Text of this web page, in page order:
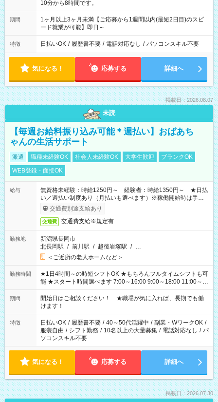
10分から8時間です。
期間
1ヶ月以上3ヶ月未満【ご応募から1週間以内(最短2日目)のスピ
ード就業が可能】即日～
特徴 日払いOK / 履歴書不要 / 電話対応なし / パソコンスキル不要
気になる！ 応募する 詳細へ
掲載日：2026.08.07
未読
【毎週お給料振り込み可能＊週払い】おばあち
ゃんの生活サポート
派遣 職種未経験OK 社会人未経験OK 大学生歓迎
ブランクOK
WEB登録・面接OK
給与
無資格未経験：時給1250円～ 経験者：時給1350円～ ★日払
い／週払い制度あり（月払いも選べます）※稼働開始時は手続き
完了次第のお支払いとなります。
交通費別途支給あり
交通費 交通費支給※規定有
勤務地
新潟県長岡市
北長岡駅 / 前川駅 / 越後岩塚駅 / …
＜ご近所の老人ホームなど＞
勤務時間
★1日4時間～の時短シフトOK ★もちろんフルタイムシフトも可
能 ★スタート時間選べます 7:00～16:00 9:00～18:00 11:00～
20:00 など 残業なし！ ※Wワークの場合、他のお仕事と合わせ
週40時間超の就業はご案内できません ※法令に基づき、週20時
間以上勤務は社会保険への加入対象となります ※労働者派遣法
（日雇い派遣の原則禁止）により、短時間・短期間の就業はご
案内が難しい場合があります
期間
開始日はご相談ください！ ★職場が気に入れば、長期でも働
けます！
特徴 日払いOK / 履歴書不要 / 40～50代活躍中 / 副業・WワークOK /
服装自由 / シフト勤務 / 10名以上の大量募集 / 電話対応なし / パ
ソコンスキル不要
気になる！ 応募する 詳細へ
掲載日：2026.07.30